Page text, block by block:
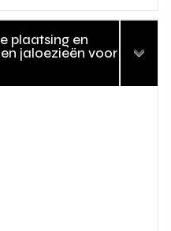
plaatsing en
jaloezieën voor